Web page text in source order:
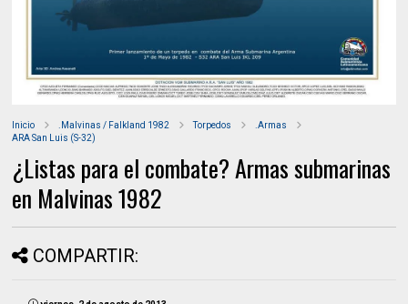
Inicio .Malvinas / Falkland 1982 Torpedos
.Armas
ARA San Luis (S-32)
¿Listas para el combate? Armas submarinas
en Malvinas 1982
COMPARTIR: